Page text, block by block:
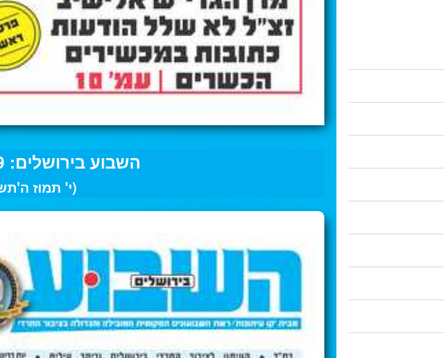
השבוע בירושלים: 29 ליוני 2023
(י' תמוז